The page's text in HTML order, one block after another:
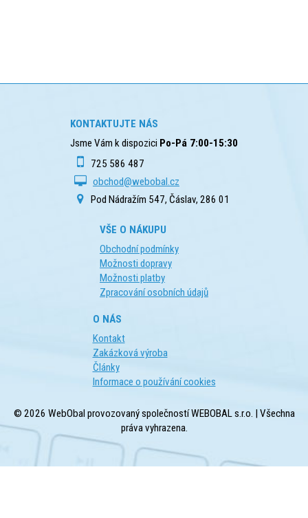
KONTAKTUJTE NÁS
Jsme Vám k dispozici Po-Pá 7:00-15:30
725 586 487
obchod@webobal.cz
Pod Nádražím 547, Čáslav, 286 01
VŠE O NÁKUPU
Obchodní podmínky
Možnosti dopravy
Možnosti platby
Zpracování osobních údajů
O NÁS
Kontakt
Zakázková výroba
Články
Informace o používání cookies
© 2026 WebObal provozovaný společností WEBOBAL s.r.o. | Všechna
práva vyhrazena.